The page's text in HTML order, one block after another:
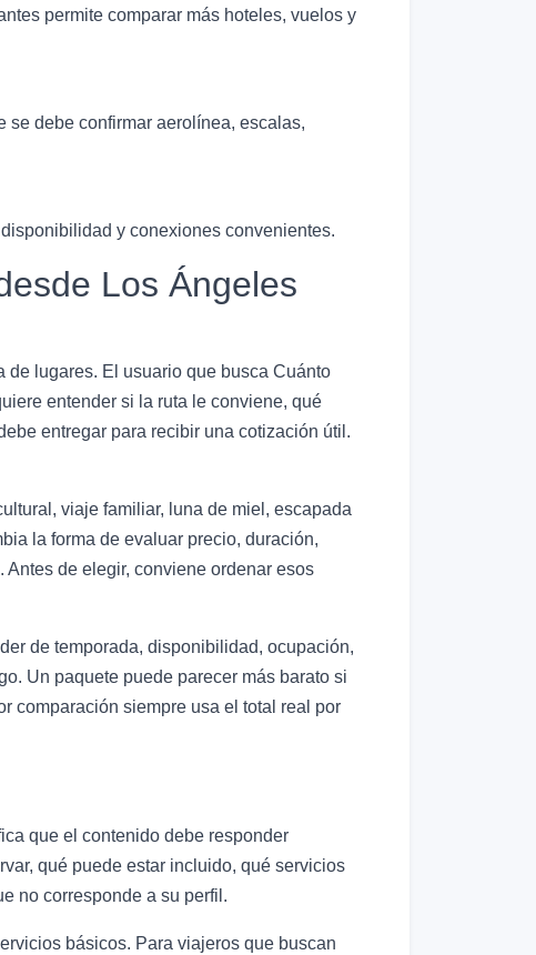
permite comparar más hoteles, vuelos y
se debe confirmar aerolínea, escalas,
y conexiones convenientes.
Los Ángeles
de lugares. El usuario que busca Cuánto
entender si la ruta le conviene, qué
entregar para recibir una cotización útil.
viaje familiar, luna de miel, escapada
la forma de evaluar precio, duración,
de elegir, conviene ordenar esos
de temporada, disponibilidad, ocupación,
Un paquete puede parecer más barato si
comparación siempre usa el total real por
que el contenido debe responder
qué puede estar incluido, qué servicios
no corresponde a su perfil.
básicos. Para viajeros que buscan